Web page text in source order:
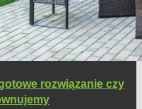
rozwiązanie czy